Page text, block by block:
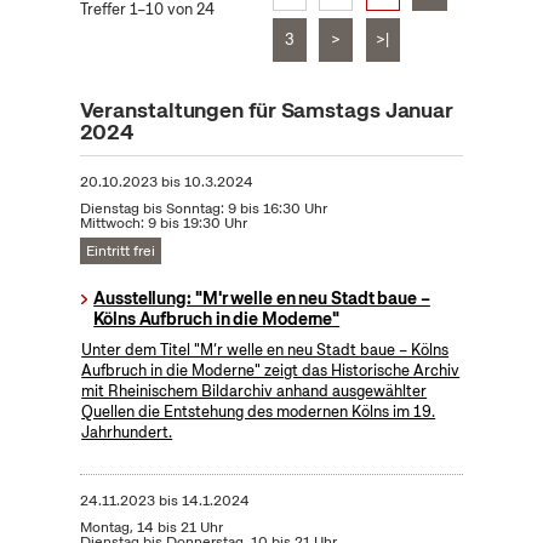
Treffer 1–10 von 24
3
> >|
Veranstaltungen für Samstags Januar
2024
20.10.2023bis10.3.2024
Dienstag bis Sonntag: 9 bis 16:30 Uhr
Mittwoch: 9 bis 19:30 Uhr
Eintritt frei
Ausstellung: "M'r welle en neu Stadt baue –
Kölns Aufbruch in die Moderne"
Unter dem Titel "M’r welle en neu Stadt baue – Kölns
Aufbruch in die Moderne" zeigt das Historische Archiv
mit Rheinischem Bildarchiv anhand ausgewählter
Quellen die Entstehung des modernen Kölns im 19.
Jahrhundert.
24.11.2023bis14.1.2024
Montag, 14 bis 21 Uhr